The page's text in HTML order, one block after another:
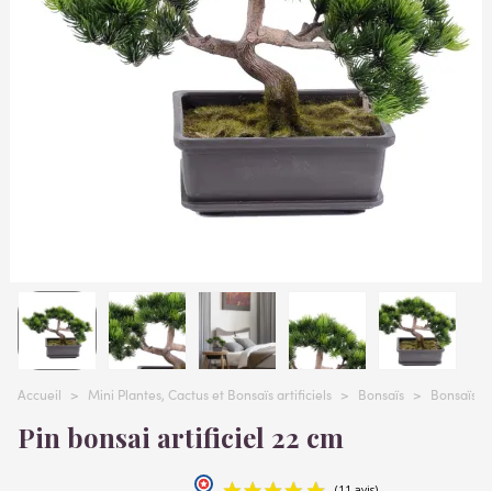
Accueil > Mini Plantes, Cactus et Bonsaïs artificiels > Bonsaïs > Bonsaïs
Pin bonsai artificiel 22 cm